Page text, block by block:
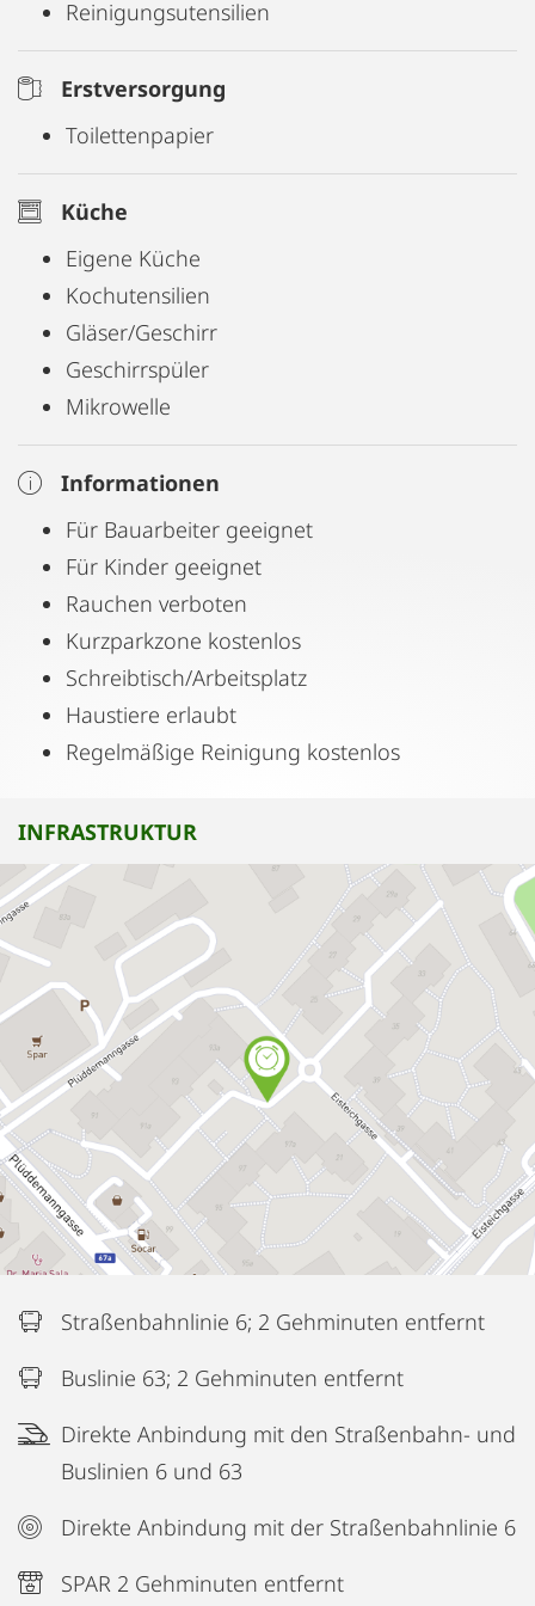
Reinigungsutensilien
Erstversorgung
Toilettenpapier
Küche
Eigene Küche
Kochutensilien
Gläser/Geschirr
Geschirrspüler
Mikrowelle
Informationen
Für Bauarbeiter geeignet
Für Kinder geeignet
Rauchen verboten
Kurzparkzone kostenlos
Schreibtisch/Arbeitsplatz
Haustiere erlaubt
Regelmäßige Reinigung kostenlos
INFRASTRUKTUR
Straßenbahnlinie 6; 2 Gehminuten entfernt
Buslinie 63; 2 Gehminuten entfernt
Direkte Anbindung mit den Straßenbahn- und
Buslinien 6 und 63
Direkte Anbindung mit der Straßenbahnlinie 6
SPAR 2 Gehminuten entfernt